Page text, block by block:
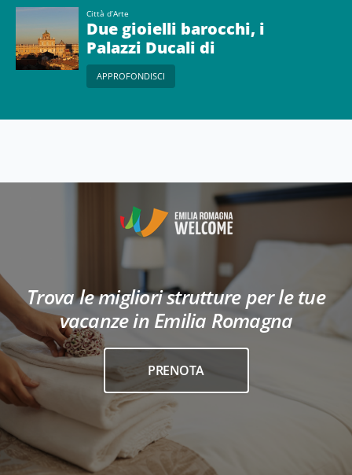
Città d’Arte
Due gioielli barocchi, i
Palazzi Ducali di
Modena e Sassuolo
APPROFONDISCI
Trova le migliori strutture per le tue
vacanze in Emilia Romagna
PRENOTA